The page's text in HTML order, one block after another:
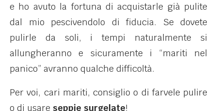
e ho avuto la fortuna di acquistarle già pulite
dal mio pescivendolo di fiducia. Se dovete
pulirle da soli, i tempi naturalmente si
allungheranno e sicuramente i “mariti nel
panico” avranno qualche difficoltà.
Per voi, cari mariti, consiglio o di farvele pulire
o di usare seppie surgelate!